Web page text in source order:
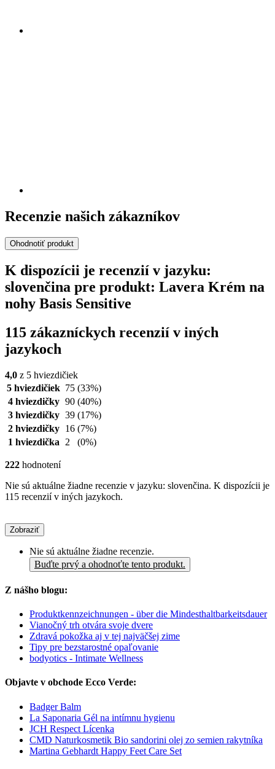
Recenzie našich zákazníkov
Ohodnotiť produkt
K dispozícii je recenzií v jazyku:
slovenčina pre produkt: Lavera Krém na
nohy Basis Sensitive
115 zákazníckych recenzií v iných
jazykoch
4,0 z 5 hviezdičiek
5 hviezdičiek 75 (33%)
4 hviezdičky 90 (40%)
3 hviezdičky 39 (17%)
2 hviezdičky
16 (7%)
1 hviezdička
2 (0%)
222 hodnotení
Nie sú aktuálne žiadne recenzie v jazyku: slovenčina. K dispozícii je
115 recenzií v iných jazykoch.
Zobraziť
Nie sú aktuálne žiadne recenzie.
Buďte prvý a ohodnoťte tento produkt.
Z nášho blogu:
Produktkennzeichnungen - über die Mindesthaltbarkeitsdauer
Vianočný trh otvára svoje dvere
Zdravá pokožka aj v tej najväčšej zime
Tipy pre bezstarostné opaľovanie
bodyotics - Intimate Wellness
Objavte v obchode Ecco Verde:
Badger Balm
La Saponaria Gél na intímnu hygienu
JCH Respect Lícenka
CMD Naturkosmetik Bio sandorini olej zo semien rakytníka
Martina Gebhardt Happy Feet Care Set